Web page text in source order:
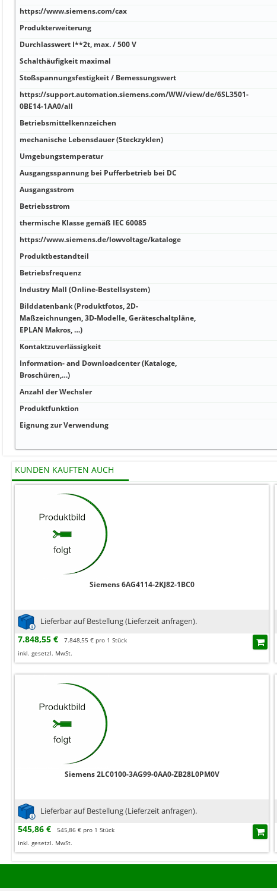
https://www.siemens.com/cax
Produkterweiterung
Durchlasswert I**2t, max. / 500 V
Schalthäufigkeit maximal
Stoßspannungsfestigkeit / Bemessungswert
https://support.automation.siemens.com/WW/view/de/6SL3501-
0BE14-1AA0/all
Betriebsmittelkennzeichen
mechanische Lebensdauer (Steckzyklen)
Umgebungstemperatur
Ausgangsspannung bei Pufferbetrieb bei DC
Ausgangsstrom
Betriebsstrom
thermische Klasse gemäß IEC 60085
https://www.siemens.de/lowvoltage/kataloge
Produktbestandteil
Betriebsfrequenz
Industry Mall (Online-Bestellsystem)
Bilddatenbank (Produktfotos, 2D-
Maßzeichnungen, 3D-Modelle, Geräteschaltpläne,
EPLAN Makros, …)
Kontaktzuverlässigkeit
Information- and Downloadcenter (Kataloge,
Broschüren,…)
Anzahl der Wechsler
Produktfunktion
Eignung zur Verwendung
KUNDEN KAUFTEN AUCH
Siemens 6AG4114-2KJ82-1BC0
Lieferbar auf Bestellung (Lieferzeit anfragen).
7.848,55 €
7.848,55 € pro 1 Stück
inkl. gesetzl. MwSt.
Siemens 2LC0100-3AG99-0AA0-ZB28L0PM0V
Lieferbar auf Bestellung (Lieferzeit anfragen).
545,86 €
545,86 € pro 1 Stück
inkl. gesetzl. MwSt.